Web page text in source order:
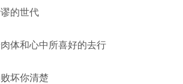
的世代
体和心中所喜好的去行
坏你清楚